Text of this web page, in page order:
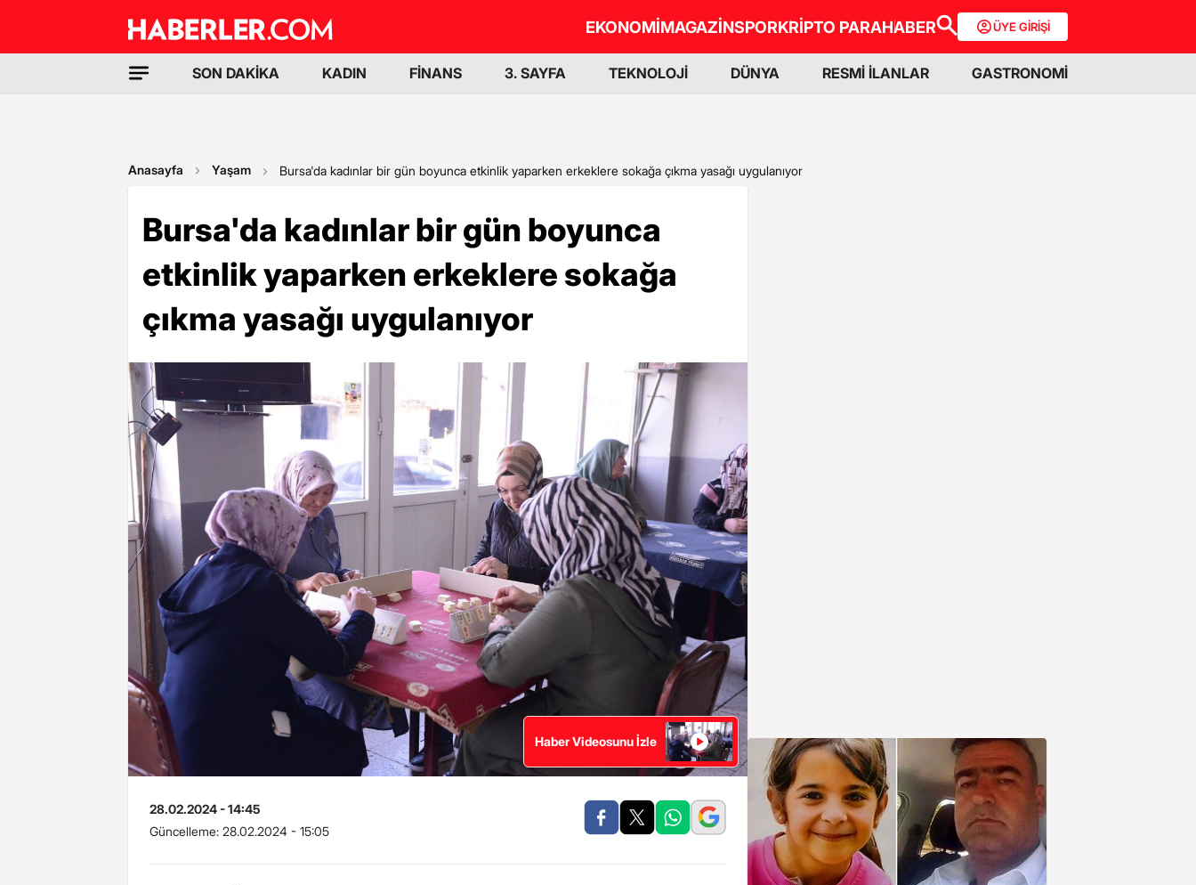
EKONOMİMAGAZİNSPORKRİPTO PARAHABER ÜYE GİRİŞİ
SON DAKİKA KADIN FİNANS 3. SAYFA TEKNOLOJİ DÜNYA RESMİ İLANLAR GASTRONOMİ
Anasayfa Yaşam Bursa'da kadınlar bir gün boyunca etkinlik yaparken erkeklere sokağa çıkma yasağı uygulanıyor
Bursa'da kadınlar bir gün boyunca
etkinlik yaparken erkeklere sokağa
çıkma yasağı uygulanıyor
Haber Videosunu İzle
28.02.2024 - 14:45
Güncelleme: 28.02.2024 - 15:05